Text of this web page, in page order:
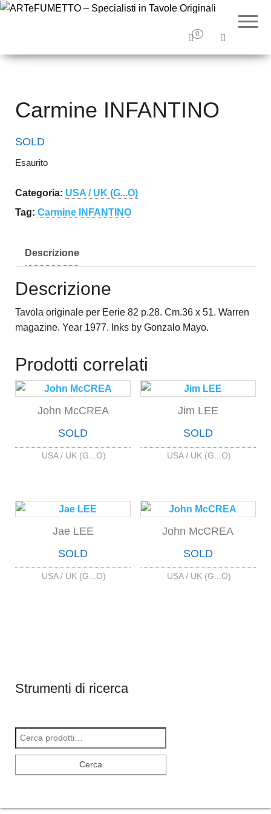
–
Tavole
originali e
illustrazioni
0
Carmine INFANTINO
SOLD
Esaurito
Categoria: USA / UK (G...O)
Tag: Carmine INFANTINO
Descrizione
Descrizione
Tavola originale per Eerie 82 p.28. Cm.36 x 51. Warren
magazine. Year 1977. Inks by Gonzalo Mayo.
Prodotti correlati
John McCREA
SOLD
USA / UK (G...O)
Jim LEE
SOLD
USA / UK (G...O)
Jae LEE
SOLD
USA / UK (G...O)
John McCREA
SOLD
USA / UK (G...O)
Strumenti di ricerca
Cerca